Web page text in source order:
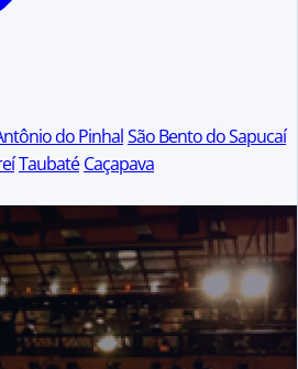
do PinhalSão Bento do Sapucaí
Taubaté Caçapava